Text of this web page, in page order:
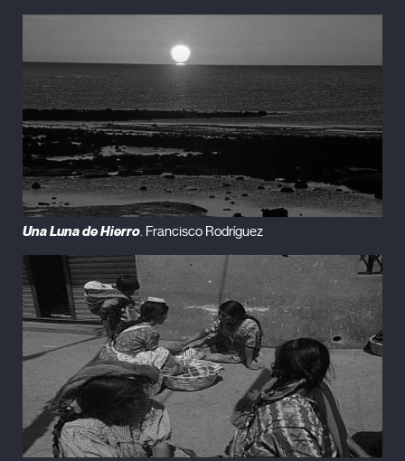
Una Luna de Hierro. Francisco Rodríguez